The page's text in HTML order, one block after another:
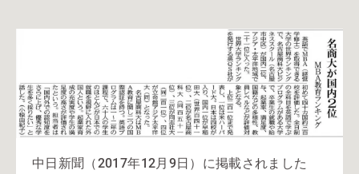
中日新聞（2017年12月9日）に掲載されました